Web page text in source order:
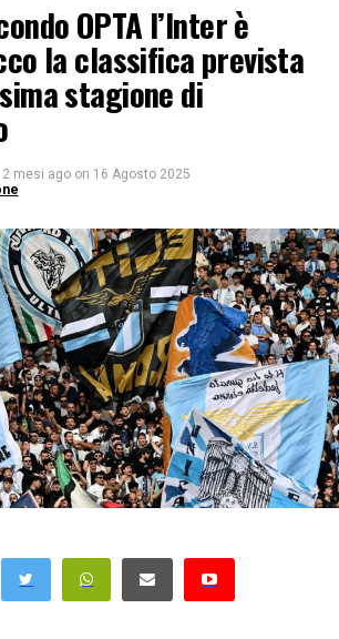
OPTA l’Inter è
la classifica prevista
stagione di
mesi ago on 16 Agosto 2025